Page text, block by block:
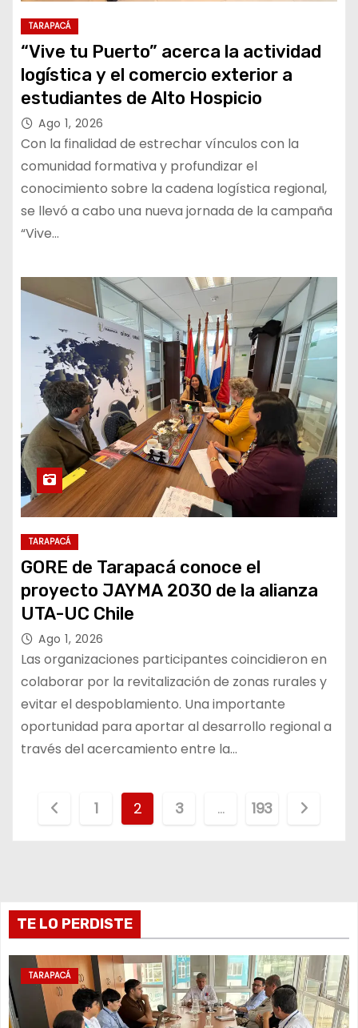
TARAPACÁ
“Vive tu Puerto” acerca la actividad
logística y el comercio exterior a
estudiantes de Alto Hospicio
Ago 1, 2026
Con la finalidad de estrechar vínculos con la
comunidad formativa y profundizar el
conocimiento sobre la cadena logística regional,
se llevó a cabo una nueva jornada de la campaña
“Vive…
TARAPACÁ
GORE de Tarapacá conoce el
proyecto JAYMA 2030 de la alianza
UTA-UC Chile
Ago 1, 2026
Las organizaciones participantes coincidieron en
colaborar por la revitalización de zonas rurales y
evitar el despoblamiento. Una importante
oportunidad para aportar al desarrollo regional a
través del acercamiento entre la…
i
n
a
c
1 2 3 … 193
TE LO PERDISTE
TARAPACÁ